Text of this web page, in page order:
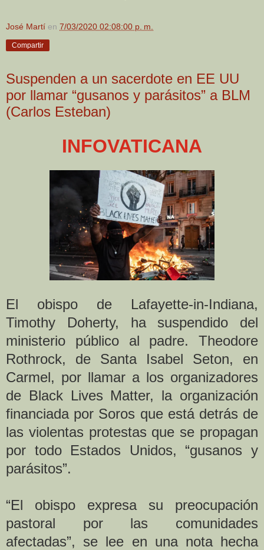
José Martí en 7/03/2020 02:08:00 p. m.
Compartir
Suspenden a un sacerdote en EE UU
por llamar “gusanos y parásitos” a BLM
(Carlos Esteban)
INFOVATICANA
El obispo de Lafayette-in-Indiana,
Timothy Doherty, ha suspendido del
ministerio público al padre. Theodore
Rothrock, de Santa Isabel Seton, en
Carmel, por llamar a los organizadores
de Black Lives Matter, la organización
financiada por Soros que está detrás de
las violentas protestas que se propagan
por todo Estados Unidos, “gusanos y
parásitos”.
“El obispo expresa su preocupación
pastoral por las comunidades
afectadas”, se lee en una nota hecha